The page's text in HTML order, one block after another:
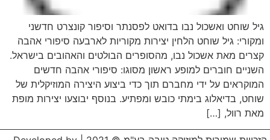
גיל שוחט ואשכול נבו בדואט לפסנתר וסיפור קונצרט חדשני
ומקורי: גיל שוחט הלחין יצירות מקוריות לארבעה סיפורי אהבה
קצרים מאת אשכול נבו, מהסופרים הבולטים והאהובים בישראל.
השניים חוברים למופע ראשון מסוגו: סיפורי אהבה חדשים
המוקראים על ידי מחברם תוך כדי ביצוע היצירה המוזיקלית של
שוחט, בדיאלוג בימתי כובש ומפתיע. בנוסף יבוצעו יצירות מופת
מאת רוול, […]